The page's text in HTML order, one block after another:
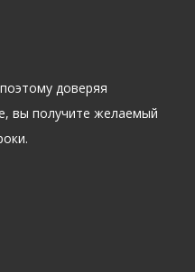
доверяя
вы получите желаемый